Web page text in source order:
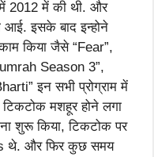
2012 में की थी. और
आई. इसके बाद इन्होने
किया जैसे “Fear”,
Season 3”,
इन सभी प्रोग्राम में
टिकटोक मशहूर होने लगा
शुरू किया, टिकटोक पर
थे. और फिर कुछ समय